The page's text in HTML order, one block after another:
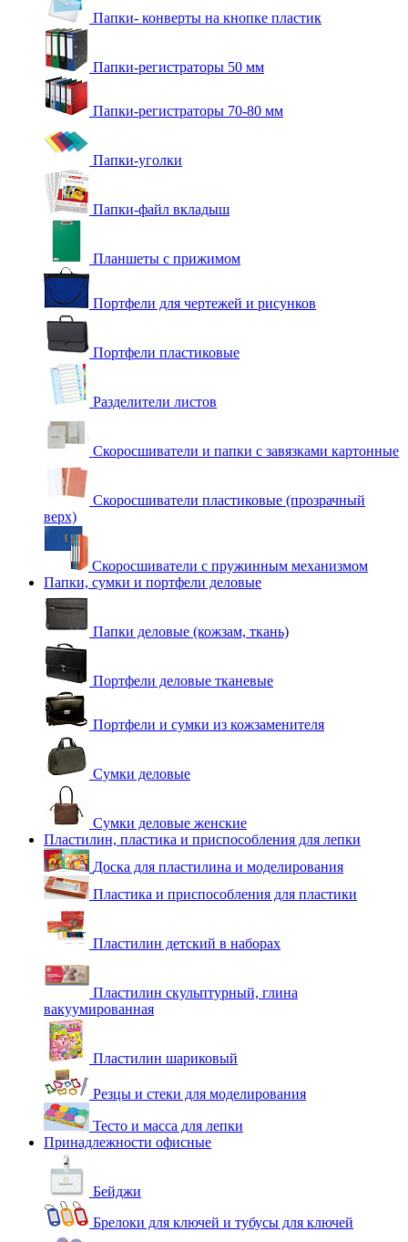
Папки- конверты на кнопке пластик
Папки-регистраторы 50 мм
Папки-регистраторы 70-80 мм
Папки-уголки
Папки-файл вкладыш
Планшеты с прижимом
Портфели для чертежей и рисунков
Портфели пластиковые
Разделители листов
Скоросшиватели и папки с завязками картонные
Скоросшиватели пластиковые (прозрачный
верх)
Скоросшиватели с пружинным механизмом
Папки, сумки и портфели деловые
Папки деловые (кожзам, ткань)
Портфели деловые тканевые
Портфели и сумки из кожзаменителя
Сумки деловые
Сумки деловые женские
Пластилин, пластика и приспособления для лепки
Доска для пластилина и моделирования
Пластика и приспособления для пластики
Пластилин детский в наборах
Пластилин скульптурный, глина
вакуумированная
Пластилин шариковый
Резцы и стеки для моделирования
Тесто и масса для лепки
Принадлежности офисные
Бейджи
Брелоки для ключей и тубусы для ключей